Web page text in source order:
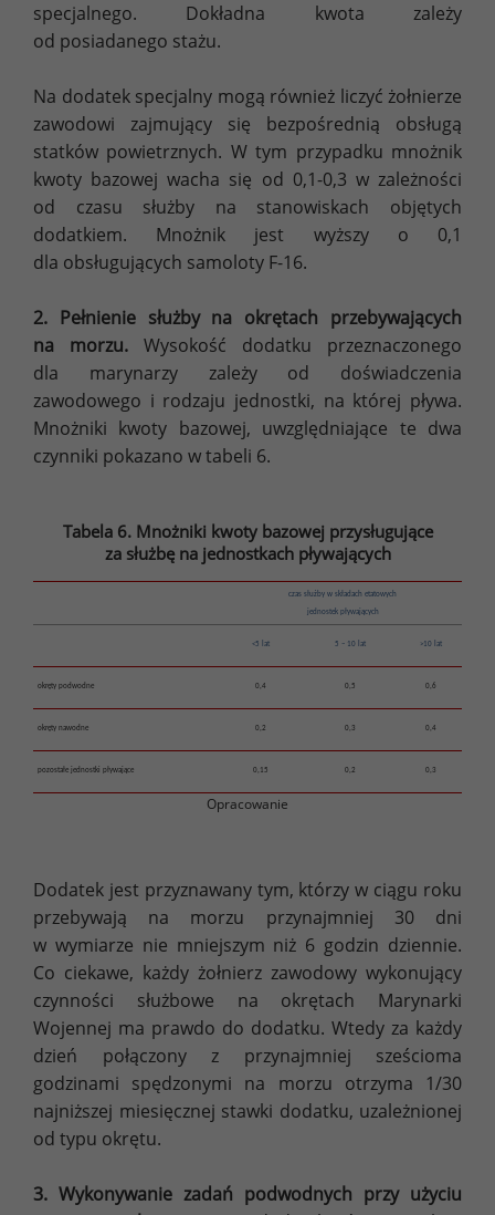
specjalnego. Dokładna kwota zależy
od posiadanego stażu.
Na dodatek specjalny mogą również liczyć żołnierze
zawodowi zajmujący się bezpośrednią obsługą
statków powietrznych. W tym przypadku mnożnik
kwoty bazowej wacha się od 0,1-0,3 w zależności
od czasu służby na stanowiskach objętych
dodatkiem. Mnożnik jest wyższy o 0,1
dla obsługujących samoloty F-16.
2. Pełnienie służby na okrętach przebywających
na morzu. Wysokość dodatku przeznaczonego
dla marynarzy zależy od doświadczenia
zawodowego i rodzaju jednostki, na której pływa.
Mnożniki kwoty bazowej, uwzględniające te dwa
czynniki pokazano w tabeli 6.
Tabela 6. Mnożniki kwoty bazowej przysługujące
za służbę na jednostkach pływających
czas służby w składach etatowych
jednostek pływających
<5 lat 5 – 10 lat >10 lat
okręty podwodne 0,4 0,5 0,6
okręty nawodne 0,2 0,3 0,4
pozostałe jednostki pływające 0,15 0,2 0,3
Opracowanie
Dodatek jest przyznawany tym, którzy w ciągu roku
przebywają na morzu przynajmniej 30 dni
w wymiarze nie mniejszym niż 6 godzin dziennie.
Co ciekawe, każdy żołnierz zawodowy wykonujący
czynności służbowe na okrętach Marynarki
Wojennej ma prawdo do dodatku. Wtedy za każdy
dzień połączony z przynajmniej sześcioma
godzinami spędzonymi na morzu otrzyma 1/30
najniższej miesięcznej stawki dodatku, uzależnionej
od typu okrętu.
3. Wykonywanie zadań podwodnych przy użyciu